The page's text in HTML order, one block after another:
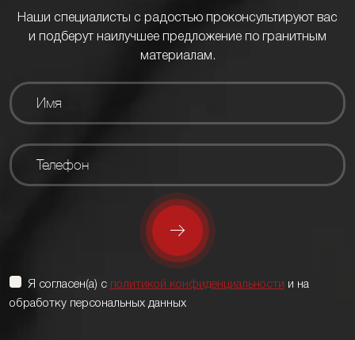
Наши специалисты с радостью проконсультируют вас
и подберут наилучшее предложение по гранитным
материалам.
Я согласен(а) с политикой конфиденциальности и на
обработку персональных данных